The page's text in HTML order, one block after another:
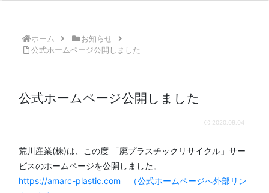
ホーム
お知らせ
公式ホームページ公開しました
公式ホームページ公開しました
2020.09.04
荒川産業(株)は、この度 「廃プラスチックリサイクル」サー
ビスのホームページを公開しました。
https://amarc-plastic.com （公式ホームページへ外部リン